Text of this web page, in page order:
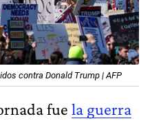
contra Donald Trump | AFP
fue la guerra